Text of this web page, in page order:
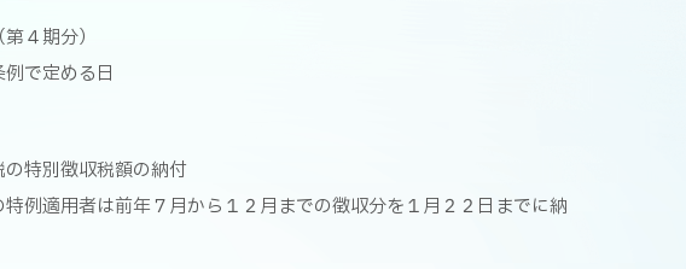
４期分）
で定める日
特別徴収税額の納付
例適用者は前年７月から１２月までの徴収分を１月２２日までに納